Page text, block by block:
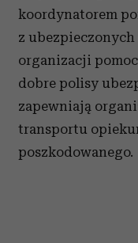
koordynatorem
z
organizacji
dobre polisy
zapewniają
transportu
poszkodowanego.